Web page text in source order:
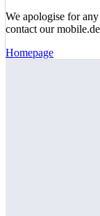
We apologise for
contact our
Homepage